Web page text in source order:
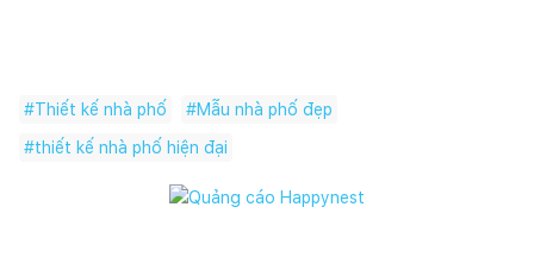
#Thiết kế nhà phố #Mẫu nhà phố đẹp
#thiết kế nhà phố hiện đại